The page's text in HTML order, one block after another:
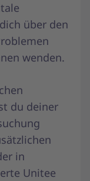
über den
wenden.
du deiner
in
Unitee